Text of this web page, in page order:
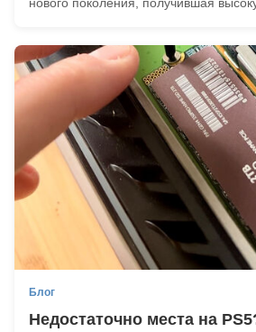
эксклюзивный выбор игр, таких как
Моралес» и «Ratchet & Clank: Rift
процветающ...
Блог
Недостаточно места на